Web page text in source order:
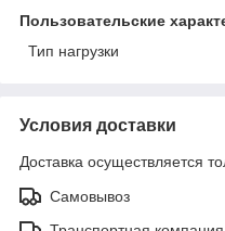
Пользовательские
Тип нагрузки
Условия доставки
Доставка осуществляется
Самовывоз